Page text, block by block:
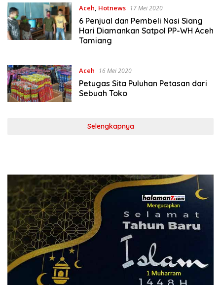
Aceh, Hotnews 17 Mei 2020
6 Penjual dan Pembeli Nasi Siang
Hari Diamankan Satpol PP-WH Aceh
Tamiang
Aceh 16 Mei 2020
Petugas Sita Puluhan Petasan dari
Sebuah Toko
Selengkapnya